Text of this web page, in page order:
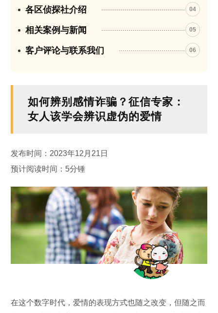
各区侦探社介绍 04
相关案例与新闻 05
客户评论与联系我们 06
如何辨别感情诈骗？征信专家：
女人该学会辨识虚伪的爱情
发布时间：2023年12月21日
预计阅读时间：5分锺
在这个数字时代，爱情的表现方式也随之改变，但随之而